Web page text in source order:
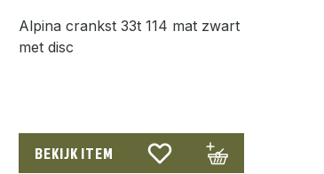
Alpina crankst 33t 114 mat zwart
met disc
BEKIJK ITEM